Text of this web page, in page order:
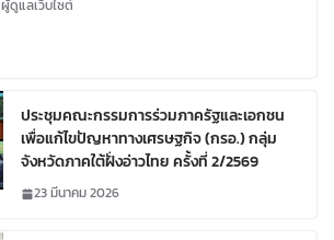
ผู้ดูแลเว็บไซต์
ประชุมคณะกรรมการร่วมภาครัฐและเอกชน
เพื่อแก้ไขปัญหาทางเศรษฐกิจ (กรอ.) กลุ่ม
จังหวัดภาคใต้ฝั่งอ่าวไทย ครั้งที่ 2/2569
23 มีนาคม 2026